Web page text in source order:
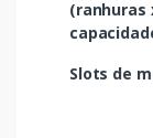
(ranhuras
Slots de